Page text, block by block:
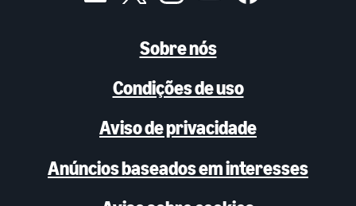
Sobre nós
Condições de uso
Aviso de privacidade
Anúncios baseados em interesses